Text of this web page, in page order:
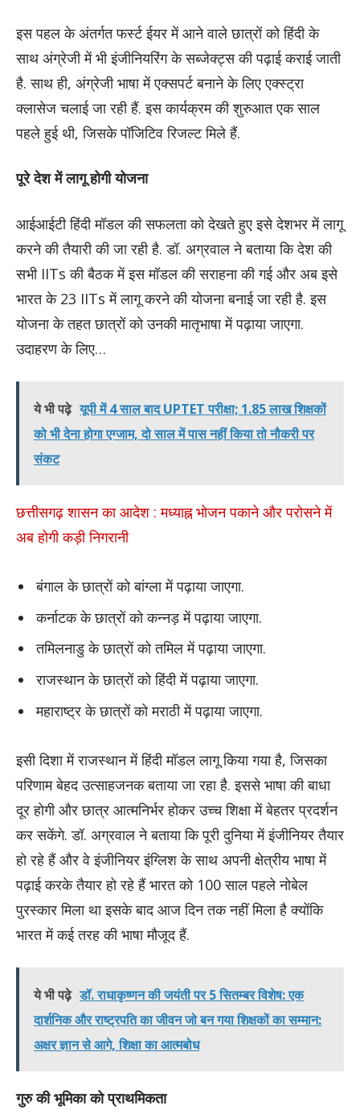
इस पहल के अंतर्गत फर्स्ट ईयर में आने वाले छात्रों को हिंदी के
साथ अंग्रेजी में भी इंजीनियरिंग के सब्जेक्ट्स की पढ़ाई कराई जाती
है. साथ ही, अंग्रेजी भाषा में एक्सपर्ट बनाने के लिए एक्स्ट्रा
क्लासेज चलाई जा रही हैं. इस कार्यक्रम की शुरुआत एक साल
पहले हुई थी, जिसके पॉजिटिव रिजल्ट मिले हैं.
पूरे देश में लागू होगी योजना
आईआईटी हिंदी मॉडल की सफलता को देखते हुए इसे देशभर में लागू
करने की तैयारी की जा रही है. डॉ. अग्रवाल ने बताया कि देश की
सभी IITs की बैठक में इस मॉडल की सराहना की गई और अब इसे
भारत के 23 IITs में लागू करने की योजना बनाई जा रही है. इस
योजना के तहत छात्रों को उनकी मातृभाषा में पढ़ाया जाएगा.
उदाहरण के लिए…
ये भी पढ़े यूपी में 4 साल बाद UPTET परीक्षा; 1.85 लाख शिक्षकों
को भी देना होगा एग्जाम, दो साल में पास नहीं किया तो नौकरी पर
संकट
छत्तीसगढ़ शासन का आदेश : मध्याह्न भोजन पकाने और परोसने में
अब होगी कड़ी निगरानी
बंगाल के छात्रों को बांग्ला में पढ़ाया जाएगा.
कर्नाटक के छात्रों को कन्नड़ में पढ़ाया जाएगा.
तमिलनाडु के छात्रों को तमिल में पढ़ाया जाएगा.
राजस्थान के छात्रों को हिंदी में पढ़ाया जाएगा.
महाराष्ट्र के छात्रों को मराठी में पढ़ाया जाएगा.
इसी दिशा में राजस्थान में हिंदी मॉडल लागू किया गया है, जिसका
परिणाम बेहद उत्साहजनक बताया जा रहा है. इससे भाषा की बाधा
दूर होगी और छात्र आत्मनिर्भर होकर उच्च शिक्षा में बेहतर प्रदर्शन
कर सकेंगे. डॉ. अग्रवाल ने बताया कि पूरी दुनिया में इंजीनियर तैयार
हो रहे हैं और वे इंजीनियर इंग्लिश के साथ अपनी क्षेत्रीय भाषा में
पढ़ाई करके तैयार हो रहे हैं भारत को 100 साल पहले नोबेल
पुरस्कार मिला था इसके बाद आज दिन तक नहीं मिला है क्योंकि
भारत में कई तरह की भाषा मौजूद हैं.
ये भी पढ़े डॉ. राधाकृष्णन की जयंती पर 5 सितम्बर विशेष: एक
दार्शनिक और राष्ट्रपति का जीवन जो बन गया शिक्षकों का सम्मान:
अक्षर ज्ञान से आगे, शिक्षा का आत्मबोध
गुरु की भूमिका को प्राथमिकता